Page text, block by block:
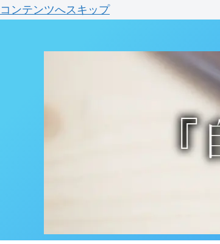
コンテンツへスキップ